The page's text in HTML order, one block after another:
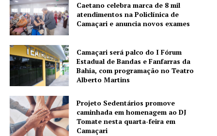
Caetano celebra marca de 8 mil
atendimentos na Policlínica de
Camaçari e anuncia novos exames
Camaçari será palco do I Fórum
Estadual de Bandas e Fanfarras da
Bahia, com programação no Teatro
Alberto Martins
Projeto Sedentários promove
caminhada em homenagem ao DJ
Tomate nesta quarta-feira em
Camaçari